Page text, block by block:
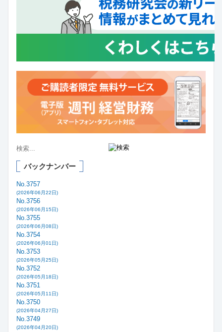
バックナンバー
No.3757
(2026年06月22日)
No.3756
(2026年06月15日)
No.3755
(2026年06月08日)
No.3754
(2026年06月01日)
No.3753
(2026年05月25日)
No.3752
(2026年05月18日)
No.3751
(2026年05月11日)
No.3750
(2026年04月27日)
No.3749
(2026年04月20日)